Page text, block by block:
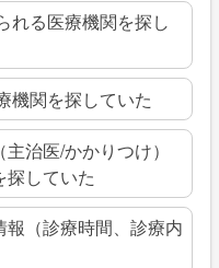
れる医療機関を探し
機関を探していた
治医/かかりつけ）
探していた
（診療時間、診療内